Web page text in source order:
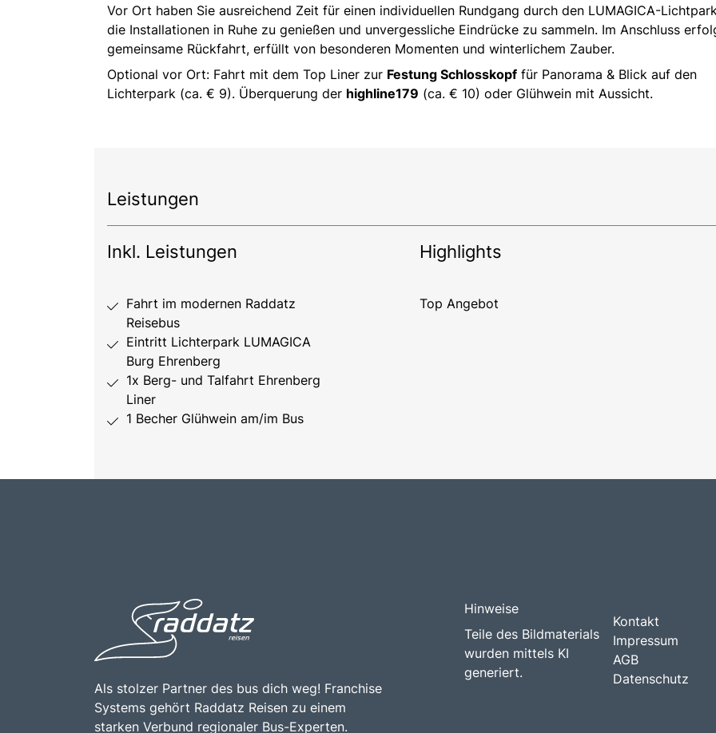
Vor Ort haben Sie ausreichend Zeit für einen individuellen Rundgang durch den LUMAGICA-
die Installationen in Ruhe zu genießen und unvergessliche Eindrücke zu sammeln. Im Anschluss
gemeinsame Rückfahrt, erfüllt von besonderen Momenten und winterlichem Zauber.
Optional vor Ort: Fahrt mit dem Top Liner zur Festung Schlosskopf für Panorama & Blick auf den
Lichterpark (ca. € 9). Überquerung der highline179 (ca. € 10) oder Glühwein mit Aussicht.
Leistungen
Inkl. Leistungen
Fahrt im modernen Raddatz
Reisebus
Eintritt Lichterpark LUMAGICA
Burg Ehrenberg
1x Berg- und Talfahrt Ehrenberg
Liner
1 Becher Glühwein am/im Bus
Highlights
Top Angebot
Als stolzer Partner des bus dich weg! Franchise
Systems gehört Raddatz Reisen zu einem
starken Verbund regionaler Bus-Experten.
Hinweise
Teile des Bildmaterials
wurden mittels KI
generiert.
Kontakt
Impressum
AGB
Datenschutz